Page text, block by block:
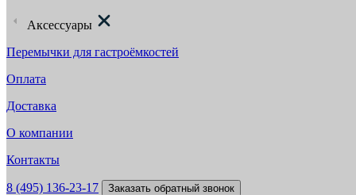
Аксессуары
Перемычки для гастроёмкостей
Оплата
Доставка
О компании
Контакты
8 (495) 136-23-17 Заказать обратный звонок